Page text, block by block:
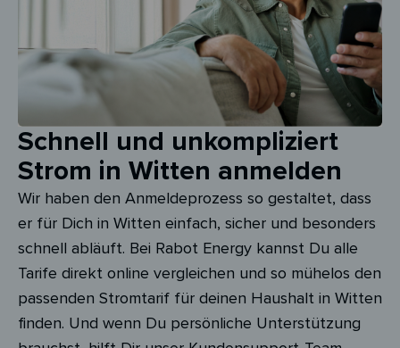
Schnell und unkompliziert
Strom in Witten anmelden
Wir haben den Anmeldeprozess so gestaltet, dass
er für Dich in Witten einfach, sicher und besonders
schnell abläuft. Bei Rabot Energy kannst Du alle
Tarife direkt online vergleichen und so mühelos den
passenden Stromtarif für deinen Haushalt in Witten
finden. Und wenn Du persönliche Unterstützung